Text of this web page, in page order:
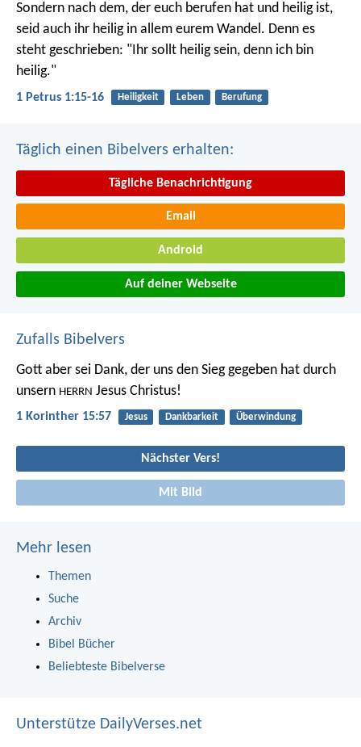
Sondern nach dem, der euch berufen hat und heilig ist,
seid auch ihr heilig in allem eurem Wandel. Denn es
steht geschrieben: "Ihr sollt heilig sein, denn ich bin
heilig."
1 Petrus 1:15-16 Heiligkeit Leben Berufung
Täglich einen Bibelvers erhalten:
Tägliche Benachrichtigung
Email
Android
Auf deiner Webseite
Zufalls Bibelvers
Gott aber sei Dank, der uns den Sieg gegeben hat durch
unsern HERRN Jesus Christus!
1 Korinther 15:57 Jesus Dankbarkeit Überwindung
Nächster Vers!
Mit Bild
Mehr lesen
Themen
Suche
Archiv
Bibel Bücher
Beliebteste Bibelverse
Unterstütze DailyVerses.net